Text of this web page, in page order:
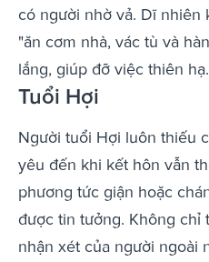
có người nhờ vả. Dĩ nhiên
"ăn cơm nhà, vác tù và
lắng, giúp đỡ việc thiên hạ.
Tuổi Hợi
Người tuổi Hợi luôn thiếu
yêu đến khi kết hôn vẫn
phương tức giận hoặc
được tin tưởng. Không chỉ
nhận xét của người ngoài